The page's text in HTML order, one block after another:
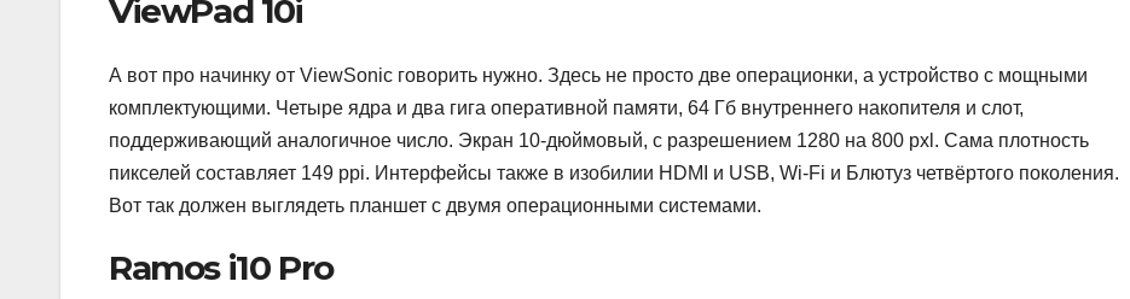
ViewPad 10i
А вот про начинку от ViewSonic говорить нужно. Здесь не просто две операционки, а устройство с мощными
комплектующими. Четыре ядра и два гига оперативной памяти, 64 Гб внутреннего накопителя и слот,
поддерживающий аналогичное число. Экран 10-дюймовый, с разрешением 1280 на 800 pxl. Сама плотность
пикселей составляет 149 ppi. Интерфейсы также в изобилии HDMI и USB, Wi-Fi и Блютуз четвёртого поколения.
Вот так должен выглядеть планшет с двумя операционными системами.
Ramos i10 Pro